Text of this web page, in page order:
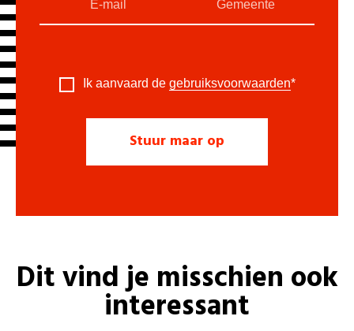
Ik aanvaard de gebruiksvoorwaarden*
Dit vind je misschien ook
interessant